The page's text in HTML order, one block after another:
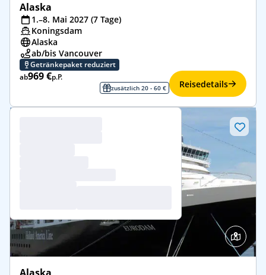
Alaska
1.–8. Mai 2027 (7 Tage)
Koningsdam
Alaska
ab/bis Vancouver
Getränkepaket reduziert
ab969 €p.P.
zusätzlich 20 - 60 € Reisedetails